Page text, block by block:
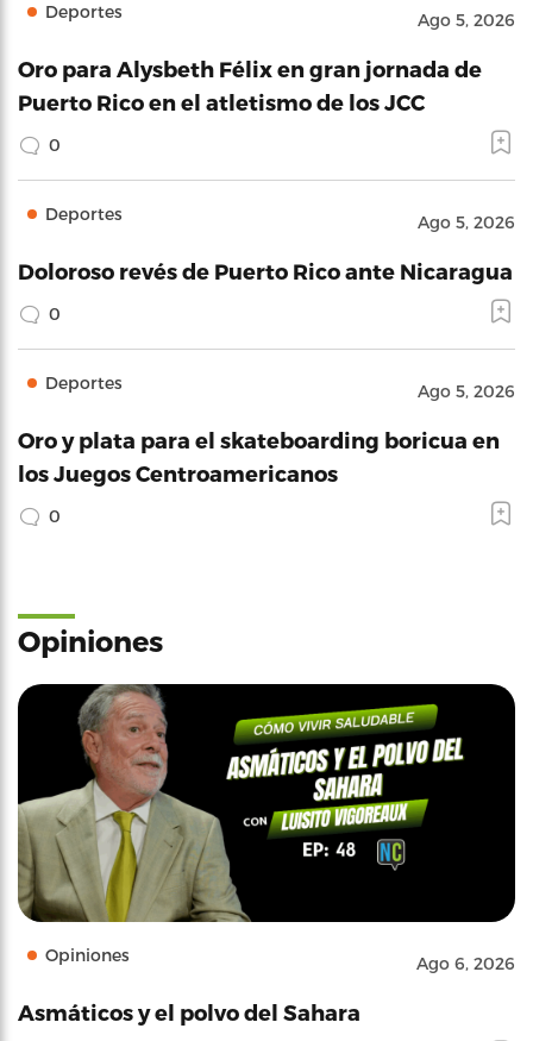
Deportes Ago 5, 2026
Oro para Alysbeth Félix en gran jornada de
Puerto Rico en el atletismo de los JCC
0
Deportes Ago 5, 2026
Doloroso revés de Puerto Rico ante Nicaragua
0
Deportes Ago 5, 2026
Oro y plata para el skateboarding boricua en
los Juegos Centroamericanos
0
Opiniones
Opiniones Ago 6, 2026
Asmáticos y el polvo del Sahara